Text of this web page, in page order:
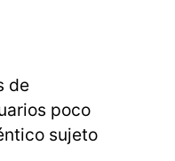
de
poco
sujeto